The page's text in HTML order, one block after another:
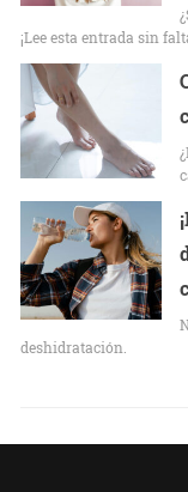
¡Lee esta entrada sin
deshidratación.